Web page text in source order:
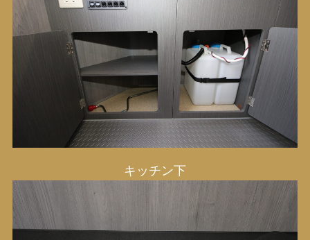
キッチン下